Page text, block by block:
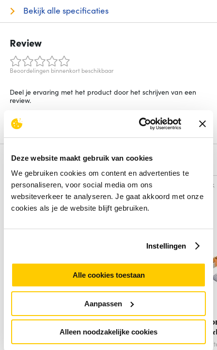
Deze website maakt gebruik van cookies
We gebruiken cookies om content en advertenties te
personaliseren, voor social media om ons
websiteverkeer te analyseren. Je gaat akkoord met onze
cookies als je de website blijft gebruiken.
Instellingen
Alle cookies toestaan
Aanpassen
Alleen noodzakelijke cookies
Bekijk alle specificaties
Review
Beoordelingen binnenkort beschikbaar
Deel je ervaring met het product door het schrijven van een
review.
Schrijf een review
Alternatieven
Vergelijk
Microconnect SFTP702G
netwerkkabel Groen 2
Snoerlengte:2 Meters
Vergelijk